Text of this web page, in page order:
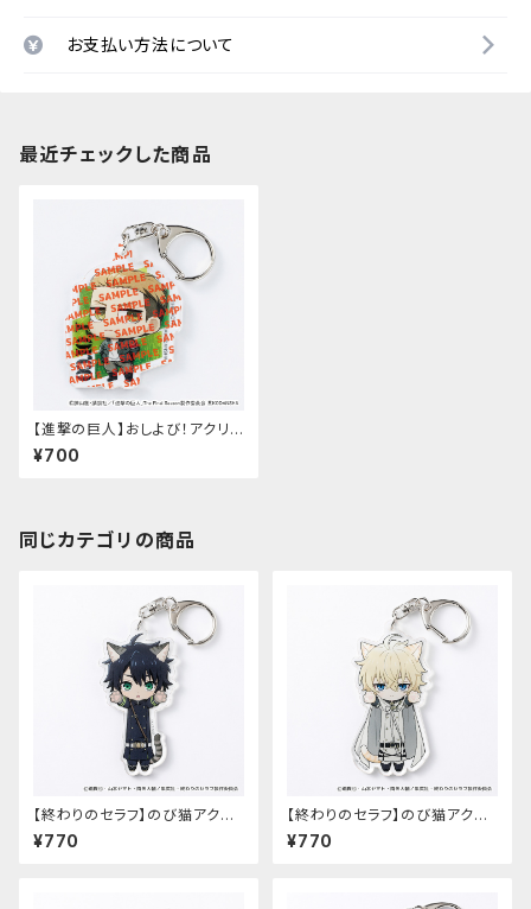
お支払い方法について
最近チェックした商品
【進撃の巨人】おしよび！アクリル
キーホルダー（ポルコ）
¥700
同じカテゴリの商品
【終わりのセラフ】のび猫アクリ
ルキーホルダー（百夜優一郎）
¥770
【終わりのセラフ】のび猫アクリ
ルキーホルダー（百夜ミカエラ）
¥770